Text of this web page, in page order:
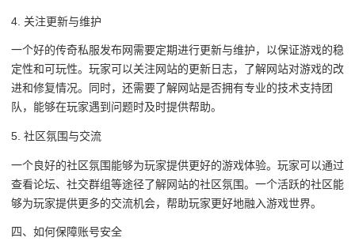
4. 关注更新与维护
一个好的传奇私服发布网需要定期进行更新与维护，以保证游戏的稳
定性和可玩性。玩家可以关注网站的更新日志，了解网站对游戏的改
进和修复情况。同时，还需要了解网站是否拥有专业的技术支持团
队，能够在玩家遇到问题时及时提供帮助。
5. 社区氛围与交流
一个良好的社区氛围能够为玩家提供更好的游戏体验。玩家可以通过
查看论坛、社交群组等途径了解网站的社区氛围。一个活跃的社区能
够为玩家提供更多的交流机会，帮助玩家更好地融入游戏世界。
四、如何保障账号安全